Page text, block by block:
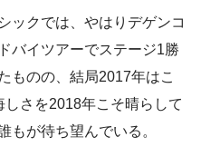
ックでは、やはりデゲンコ
バイツアーでステージ1勝
ものの、結局2017年はこ
さを2018年こそ晴らして
もが待ち望んでいる。